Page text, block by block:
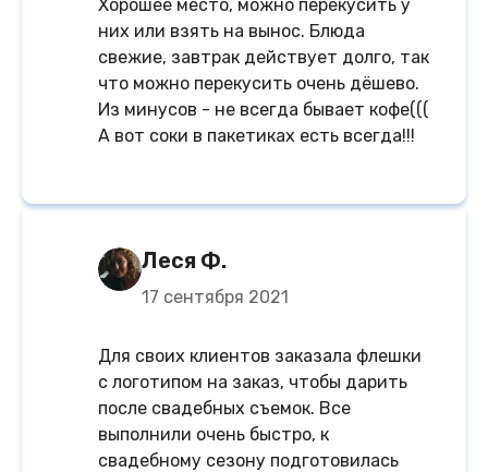
Хорошее место, можно перекусить у
них или взять на вынос. Блюда
свежие, завтрак действует долго, так
что можно перекусить очень дёшево.
Из минусов - не всегда бывает кофе(((
А вот соки в пакетиках есть всегда!!!
Леся Ф.
17 сентября 2021
Для своих клиентов заказала флешки
с логотипом на заказ, чтобы дарить
после свадебных съемок. Все
выполнили очень быстро, к
свадебному сезону подготовилась